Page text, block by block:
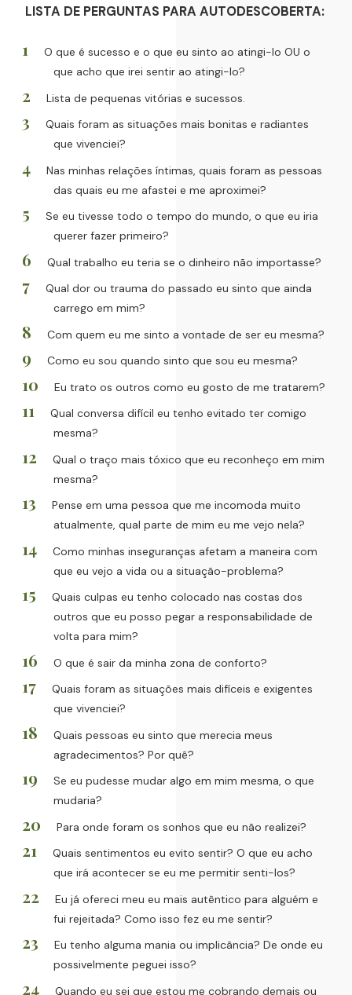
LISTA DE PERGUNTAS PARA AUTODESCOBERTA:
O que é sucesso e o que eu sinto ao atingi-lo OU o
que acho que irei sentir ao atingi-lo?
Lista de pequenas vitórias e sucessos.
Quais foram as situações mais bonitas e radiantes
que vivenciei?
Nas minhas relações íntimas, quais foram as pessoas
das quais eu me afastei e me aproximei?
Se eu tivesse todo o tempo do mundo, o que eu iria
querer fazer primeiro?
Qual trabalho eu teria se o dinheiro não importasse?
Qual dor ou trauma do passado eu sinto que ainda
carrego em mim?
Com quem eu me sinto a vontade de ser eu mesma?
Como eu sou quando sinto que sou eu mesma?
Eu trato os outros como eu gosto de me tratarem?
Qual conversa difícil eu tenho evitado ter comigo
mesma?
Qual o traço mais tóxico que eu reconheço em mim
mesma?
Pense em uma pessoa que me incomoda muito
atualmente, qual parte de mim eu me vejo nela?
Como minhas inseguranças afetam a maneira com
que eu vejo a vida ou a situação-problema?
Quais culpas eu tenho colocado nas costas dos
outros que eu posso pegar a responsabilidade de
volta para mim?
O que é sair da minha zona de conforto?
Quais foram as situações mais difíceis e exigentes
que vivenciei?
Quais pessoas eu sinto que merecia meus
agradecimentos? Por quê?
Se eu pudesse mudar algo em mim mesma, o que
mudaria?
Para onde foram os sonhos que eu não realizei?
Quais sentimentos eu evito sentir? O que eu acho
que irá acontecer se eu me permitir senti-los?
Eu já ofereci meu eu mais autêntico para alguém e
fui rejeitada? Como isso fez eu me sentir?
Eu tenho alguma mania ou implicância? De onde eu
possivelmente peguei isso?
Quando eu sei que estou me cobrando demais ou